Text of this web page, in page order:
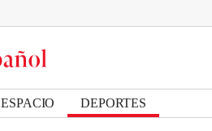
ESPACIO DEPORTES